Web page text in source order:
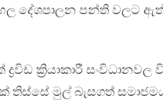
දේශපාලන පන්ති වලට
ක්‍රියාකාරී සංවිධානවල
තිස්සේ මුල් බැසගත්